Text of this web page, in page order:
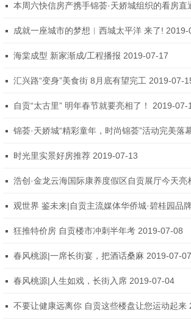
本周六快信房产携手锦荟·天娇城组织的看房直
2019-07-18
成就一座城市的梦想︱西城太平洋 来了! 2019-
海棠成型 新家渐成/工程播报 2019-07-17
汇兴路“变身”美食街 8月底有望完工 2019-07-
自贡“太古里” 明年春节就要亮相了！ 2019-07-
锦荟·天娇城“精彩童年，时尚锦荟”活动完美落
时光里实景好房推荐 2019-07-13
浩创·金龙云海国际康养度假区自贡展厅今天
观世界 鉴未来|自贡主流媒体华侨城·碧桂园品
狂推特价房 自贡楼市冲刺半年考 2019-07-08
春风桃源|一席长街宴，把酒话桑麻 2019-07-07
春风桃源|人生如戏，长街入席 2019-07-04
不要让健康远离你 自贡这些楼盘让您运动起来